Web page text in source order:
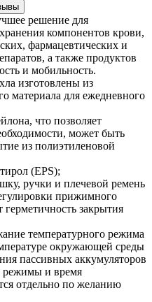
решение для
компонентов крови,
фармацевтических и
а также продуктов
и мобильность.
изготовлены из
материала для ежедневного
что позволяет
может быть
из полиэтиленовой
(EPS);
ручки и плечевой ремень
прижимного
закрытия
температурного режима
окружающей среды
пассивных аккумуляторов
режимы и время
отдельно по желанию